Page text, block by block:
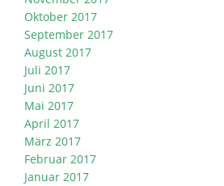
Oktober 2017
September 2017
August 2017
Juli 2017
Juni 2017
Mai 2017
April 2017
März 2017
Februar 2017
Januar 2017